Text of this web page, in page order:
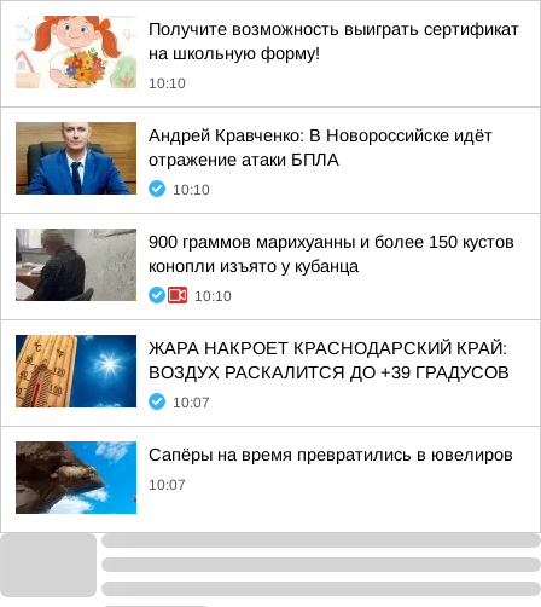
Получите возможность выиграть сертификат
на школьную форму!
10:10
Андрей Кравченко: В Новороссийске идёт
отражение атаки БПЛА
10:10
900 граммов марихуанны и более 150 кустов
конопли изъято у кубанца
10:10
ЖАРА НАКРОЕТ КРАСНОДАРСКИЙ КРАЙ:
ВОЗДУХ РАСКАЛИТСЯ ДО +39 ГРАДУСОВ
10:07
Сапёры на время превратились в ювелиров
10:07